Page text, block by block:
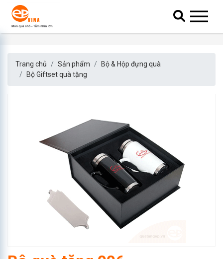
Trang chủ Sản phẩm
Bộ & Hộp đựng quà
Bộ Giftset quà tặng